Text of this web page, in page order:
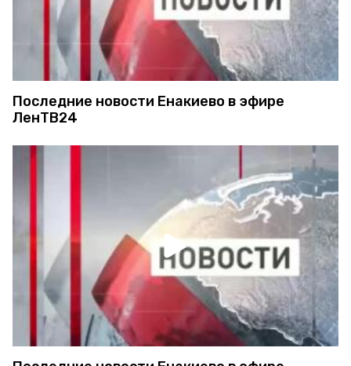
Последние новости Енакиево в эфире
ЛенТВ24